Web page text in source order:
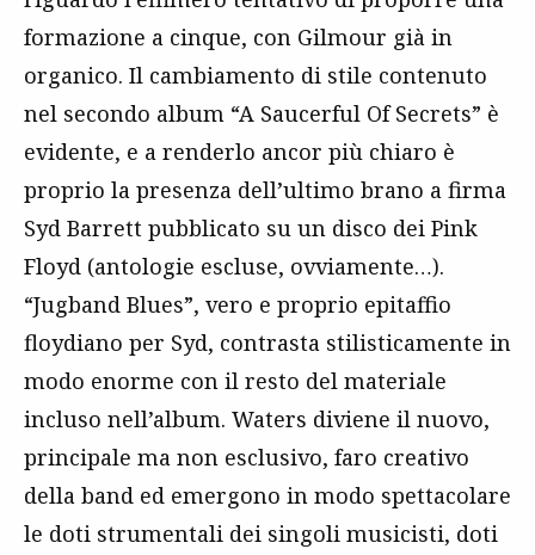
formazione a cinque, con Gilmour già in
organico. Il cambiamento di stile contenuto
nel secondo album “A Saucerful Of Secrets” è
evidente, e a renderlo ancor più chiaro è
proprio la presenza dell’ultimo brano a firma
Syd Barrett pubblicato su un disco dei Pink
Floyd (antologie escluse, ovviamente…).
“Jugband Blues”, vero e proprio epitaffio
floydiano per Syd, contrasta stilisticamente in
modo enorme con il resto del materiale
incluso nell’album. Waters diviene il nuovo,
principale ma non esclusivo, faro creativo
della band ed emergono in modo spettacolare
le doti strumentali dei singoli musicisti, doti